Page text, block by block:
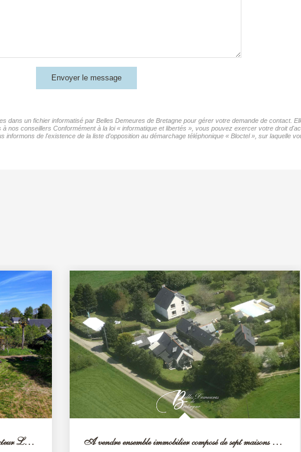
Envoyer le message
dans un fichier informatisé par Belles Demeures de Bretagne pour gérer votre demande de contact.
nos conseillers Conformément à la loi « informatique et libertés », vous pouvez exercer votre droit
informons de l'existence de la liste d'opposition au démarchage téléphonique « Bloctel », sur laquelle
A vendre Maison de Maître sur 8 hectares secteur Lannion
A vendre ensemble immobilier composé de sept maisons avec...